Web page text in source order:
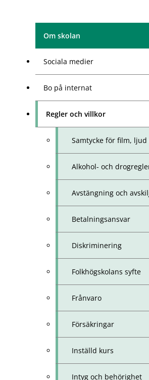
Om skolan
Sociala medier
Bo på internat
Regler och villkor
Samtycke för film, ljud
Alkohol- och
Avstängning och
Betalningsansvar
Diskriminering
Folkhögskolans syfte
Frånvaro
Försäkringar
Inställd kurs
Intyg och behörighet